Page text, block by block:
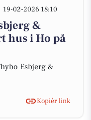
19-02-2026 18:10
&
hus i Ho på
Esbjerg &
Kopiér link